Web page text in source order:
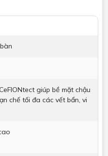
giúp bề mặt chậu
chế tối đa các vết bẩn, vi